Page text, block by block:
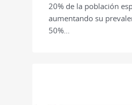
20% de la población
aumentando su
50%…